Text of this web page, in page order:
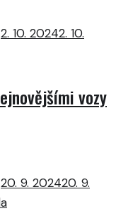
2. 10. 20242. 10.
vozy
20. 9. 202420. 9.